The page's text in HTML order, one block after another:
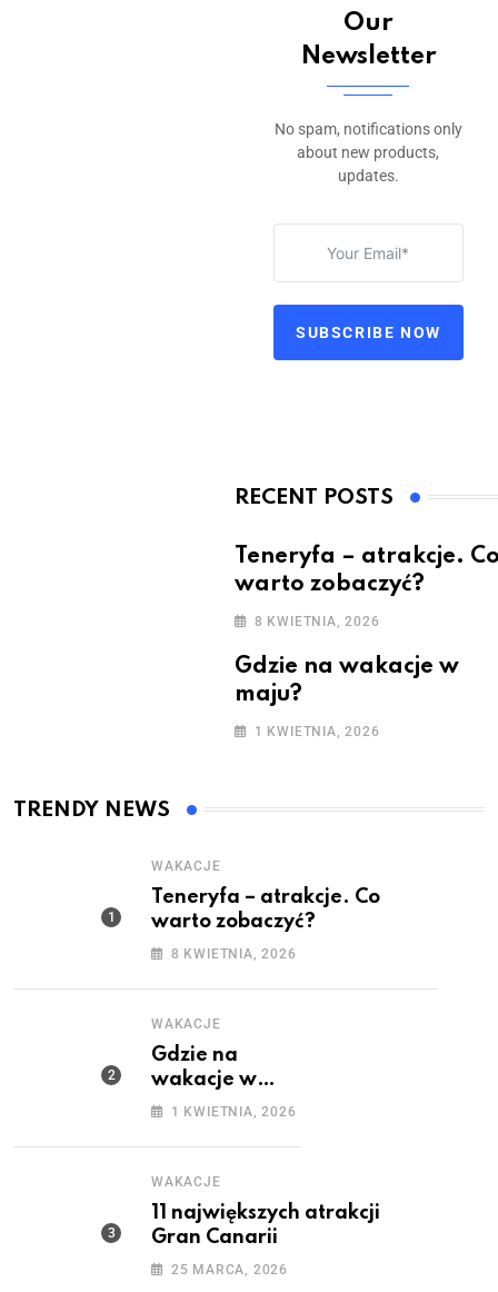
TRENDY NEWS
WAKACJE
Teneryfa – atrakcje. Co
warto zobaczyć?
8 KWIETNIA, 2026
WAKACJE
Gdzie na
wakacje w
maju?
1 KWIETNIA, 2026
WAKACJE
11 największych atrakcji
Gran Canarii
25 MARCA, 2026
Our
Newsletter
No spam, notifications only
about new products,
updates.
SUBSCRIBE NOW
RECENT POSTS
Teneryfa – atrakcje.
warto zobaczyć?
8 KWIETNIA, 2026
Gdzie na wakacje w
maju?
1 KWIETNIA, 2026